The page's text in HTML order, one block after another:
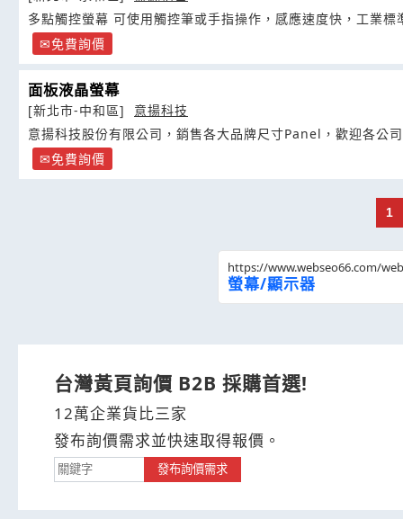
多點觸控螢幕 可使用觸控筆或手指操作，感應速度快，工業標
免費詢價
面板液晶螢幕
[新北市-中和區]
意揚科技
意揚科技股份有限公司，銷售各大品牌尺寸Panel，歡迎各公
免費詢價
1
https://www.webseo66.com/
螢幕/顯示器
台灣黃頁詢價 B2B 採購首選!
12萬企業貨比三家
發布詢價需求並快速取得報價。
發布詢價需求